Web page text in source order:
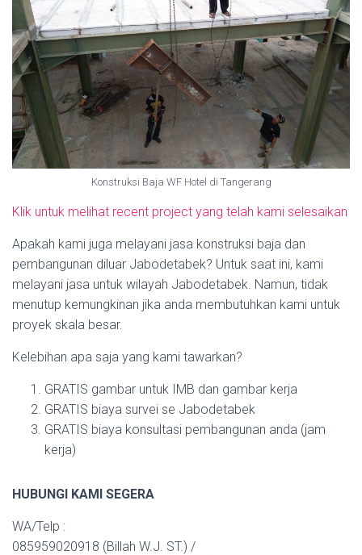
Konstruksi Baja WF Hotel di Tangerang
Klik untuk melihat recent project yang telah kami selesaikan
Apakah kami juga melayani jasa konstruksi baja dan
pembangunan diluar Jabodetabek? Untuk saat ini, kami
melayani jasa untuk wilayah Jabodetabek. Namun, tidak
menutup kemungkinan jika anda membutuhkan kami untuk
proyek skala besar.
Kelebihan apa saja yang kami tawarkan?
GRATIS gambar untuk IMB dan gambar kerja
GRATIS biaya survei se Jabodetabek
GRATIS biaya konsultasi pembangunan anda (jam
kerja)
HUBUNGI KAMI SEGERA
WA/Telp :
085959020918 (Billah W.J. ST.) /